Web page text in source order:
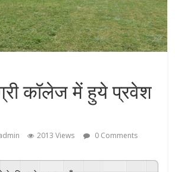
कॉलेज में हुये प्रवेश
2013 Views 0 Comments